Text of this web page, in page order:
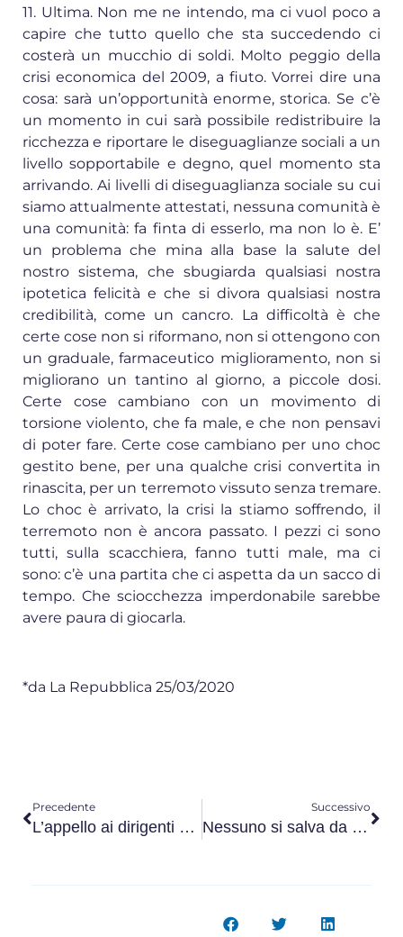
11. Ultima. Non me ne intendo, ma ci vuol poco a
capire che tutto quello che sta succedendo ci
costerà un mucchio di soldi. Molto peggio della
crisi economica del 2009, a fiuto. Vorrei dire una
cosa: sarà un’opportunità enorme, storica. Se c’è
un momento in cui sarà possibile redistribuire la
ricchezza e riportare le diseguaglianze sociali a un
livello sopportabile e degno, quel momento sta
arrivando. Ai livelli di diseguaglianza sociale su cui
siamo attualmente attestati, nessuna comunità è
una comunità: fa finta di esserlo, ma non lo è. E’
un problema che mina alla base la salute del
nostro sistema, che sbugiarda qualsiasi nostra
ipotetica felicità e che si divora qualsiasi nostra
credibilità, come un cancro. La difficoltà è che
certe cose non si riformano, non si ottengono con
un graduale, farmaceutico miglioramento, non si
migliorano un tantino al giorno, a piccole dosi.
Certe cose cambiano con un movimento di
torsione violento, che fa male, e che non pensavi
di poter fare. Certe cose cambiano per uno choc
gestito bene, per una qualche crisi convertita in
rinascita, per un terremoto vissuto senza tremare.
Lo choc è arrivato, la crisi la stiamo soffrendo, il
terremoto non è ancora passato. I pezzi ci sono
tutti, sulla scacchiera, fanno tutti male, ma ci
sono: c’è una partita che ci aspetta da un sacco di
tempo. Che sciocchezza imperdonabile sarebbe
avere paura di giocarla.
*da La Repubblica 25/03/2020
Precedente
L’appello ai dirigenti RAI
Successivo
Nessuno si salva da solo